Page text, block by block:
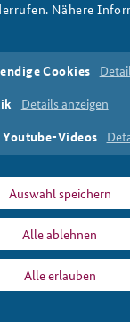
Nähere
Cookies
Details anzeigen
Videos
Auswahl speichern
Alle ablehnen
Alle erlauben